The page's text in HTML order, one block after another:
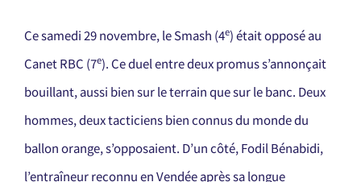
Ce samedi 29 novembre, le Smash (4e) était opposé au
Canet RBC (7e). Ce duel entre deux promus s’annonçait
bouillant, aussi bien sur le terrain que sur le banc. Deux
hommes, deux tacticiens bien connus du monde du
ballon orange, s’opposaient. D’un côté, Fodil Bénabidi,
l’entraîneur reconnu en Vendée après sa longue